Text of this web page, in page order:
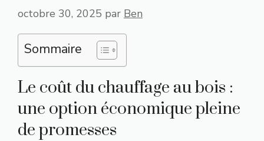
octobre 30, 2025 par Ben
Sommaire
Le coût du chauffage au bois :
une option économique pleine
de promesses